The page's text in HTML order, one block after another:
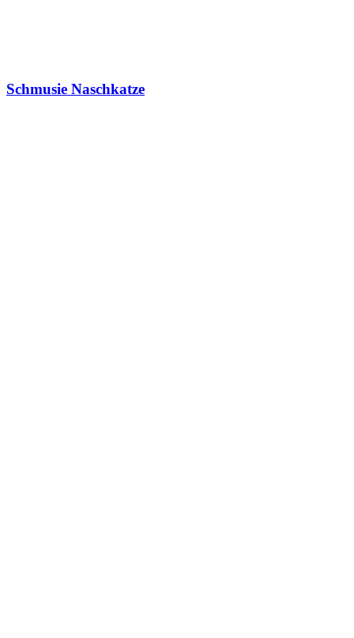
Schmusie Naschkatze